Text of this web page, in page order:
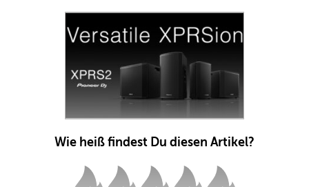
Wie heiß findest Du diesen Artikel?